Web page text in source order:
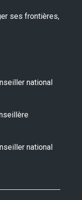
ses frontières,
national
national